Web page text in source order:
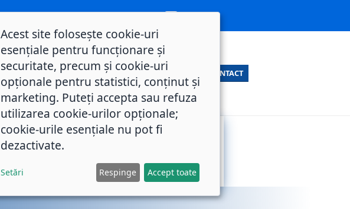
CONTACT
INTEGRITATE
Acest site folosește cookie-uri
esențiale pentru funcționare și
securitate, precum și cookie-uri
opționale pentru statistici, conținut și
marketing. Puteți accepta sau refuza
utilizarea cookie-urilor opționale;
cookie-urile esențiale nu pot fi
dezactivate.
Setări Respinge Accept toate